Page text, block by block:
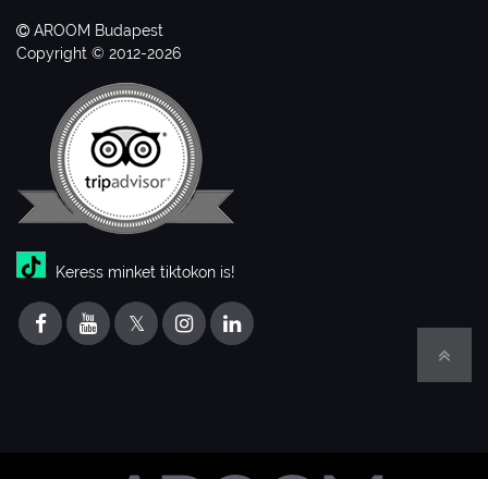
AROOM Budapest
Copyright © 2012-2026
Keress minket tiktokon is!
𝕏